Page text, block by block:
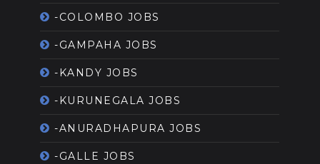
-COLOMBO JOBS
-GAMPAHA JOBS
-KANDY JOBS
-KURUNEGALA JOBS
-ANURADHAPURA JOBS
-GALLE JOBS